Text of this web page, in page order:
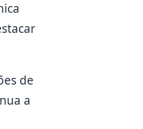
de
a